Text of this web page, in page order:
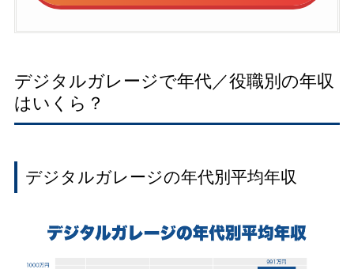
デジタルガレージで年代／役職別の年収
はいくら？
デジタルガレージの年代別平均年収